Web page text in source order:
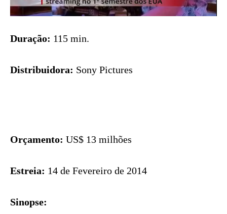
Duração: 115 min.
Distribuidora: Sony Pictures
Orçamento: US$ 13 milhões
Estreia: 14 de Fevereiro de 2014
Sinopse: